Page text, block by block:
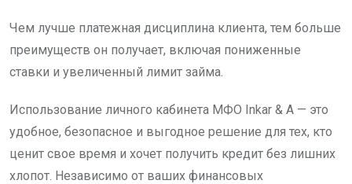
Чем лучше платежная дисциплина клиента, тем больше
преимуществ он получает, включая пониженные
ставки и увеличенный лимит займа.
Использование личного кабинета МФО Inkar & A — это
удобное, безопасное и выгодное решение для тех, кто
ценит свое время и хочет получить кредит без лишних
хлопот. Независимо от ваших финансовых